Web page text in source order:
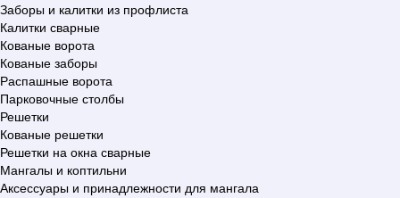
Заборы и калитки из профлиста
Калитки сварные
Кованые ворота
Кованые заборы
Распашные ворота
Парковочные столбы
Решетки
Кованые решетки
Решетки на окна сварные
Мангалы и коптильни
Аксессуары и принадлежности для мангала